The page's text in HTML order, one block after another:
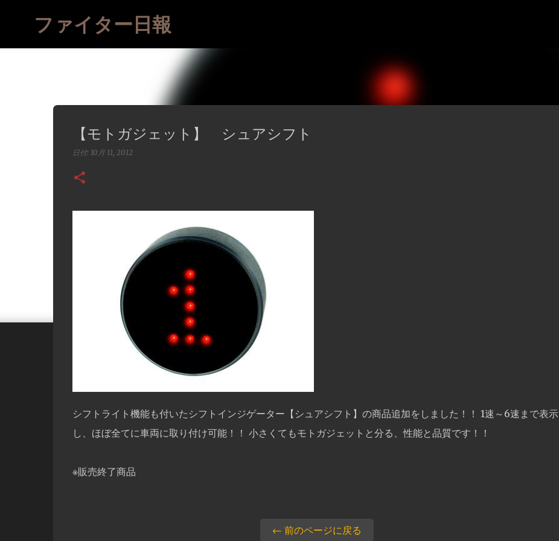
ファイター日報
【モトガジェット】 シュアシフト
日付: 10月 11, 2012
シフトライト機能も付いたシフトインジゲーター【シュアシフト】の商品追加をしました！！ 1速～6速まで表示
し、ほぼ全てに車両に取り付け可能！！ 小さくてもモトガジェットと分る、性能と品質です！！
※販売終了商品
← 前のページに戻る